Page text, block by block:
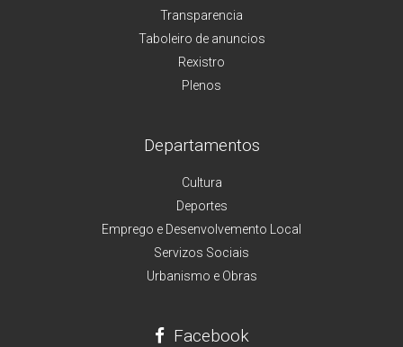
Transparencia
Taboleiro de anuncios
Rexistro
Plenos
Departamentos
Cultura
Deportes
Emprego e Desenvolvemento Local
Servizos Sociais
Urbanismo e Obras
Facebook